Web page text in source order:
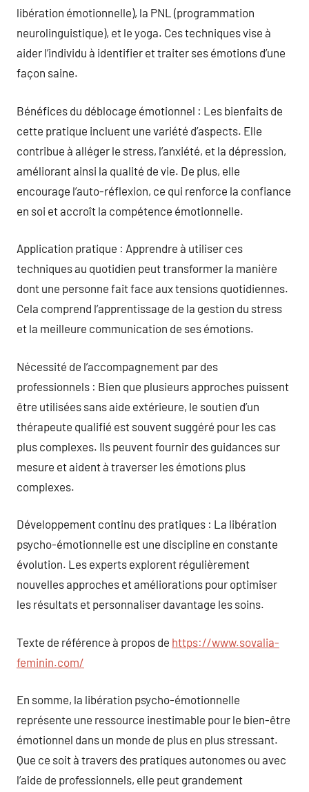
libération émotionnelle), la PNL (programmation
neurolinguistique), et le yoga. Ces techniques vise à
aider l’individu à identifier et traiter ses émotions d’une
façon saine.
Bénéfices du déblocage émotionnel : Les bienfaits de
cette pratique incluent une variété d’aspects. Elle
contribue à alléger le stress, l’anxiété, et la dépression,
améliorant ainsi la qualité de vie. De plus, elle
encourage l’auto-réflexion, ce qui renforce la confiance
en soi et accroît la compétence émotionnelle.
Application pratique : Apprendre à utiliser ces
techniques au quotidien peut transformer la manière
dont une personne fait face aux tensions quotidiennes.
Cela comprend l’apprentissage de la gestion du stress
et la meilleure communication de ses émotions.
Nécessité de l’accompagnement par des
professionnels : Bien que plusieurs approches puissent
être utilisées sans aide extérieure, le soutien d’un
thérapeute qualifié est souvent suggéré pour les cas
plus complexes. Ils peuvent fournir des guidances sur
mesure et aident à traverser les émotions plus
complexes.
Développement continu des pratiques : La libération
psycho-émotionnelle est une discipline en constante
évolution. Les experts explorent régulièrement
nouvelles approches et améliorations pour optimiser
les résultats et personnaliser davantage les soins.
Texte de référence à propos de https://www.sovalia-
feminin.com/
En somme, la libération psycho-émotionnelle
représente une ressource inestimable pour le bien-être
émotionnel dans un monde de plus en plus stressant.
Que ce soit à travers des pratiques autonomes ou avec
l’aide de professionnels, elle peut grandement